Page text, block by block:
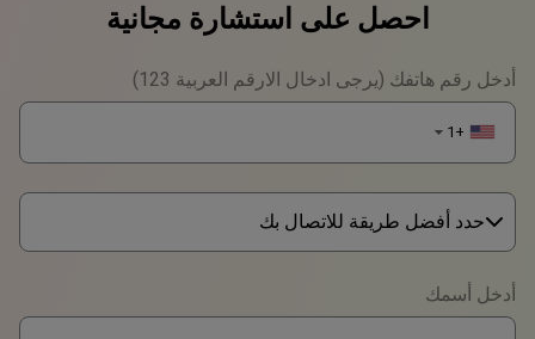
احصل على استشارة مجانية
أدخل رقم هاتفك (يرجى ادخال الارقم العربية 123)
+1
▼
حدد أفضل طريقة للاتصال بك
WhatsApp
أدخل أسمك